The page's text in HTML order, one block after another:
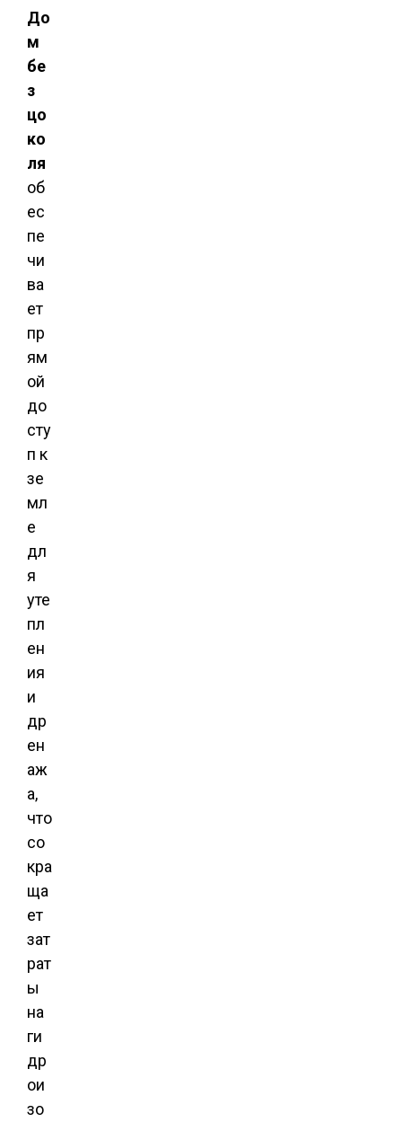
До
м
бе
з
цо
ко
ля
об
ес
пе
чи
ва
ет
пр
ям
ой
до
сту
п к
зе
мл
е
дл
я
уте
пл
ен
ия
и
др
ен
аж
а,
что
со
кра
ща
ет
зат
рат
ы
на
ги
др
ои
зо